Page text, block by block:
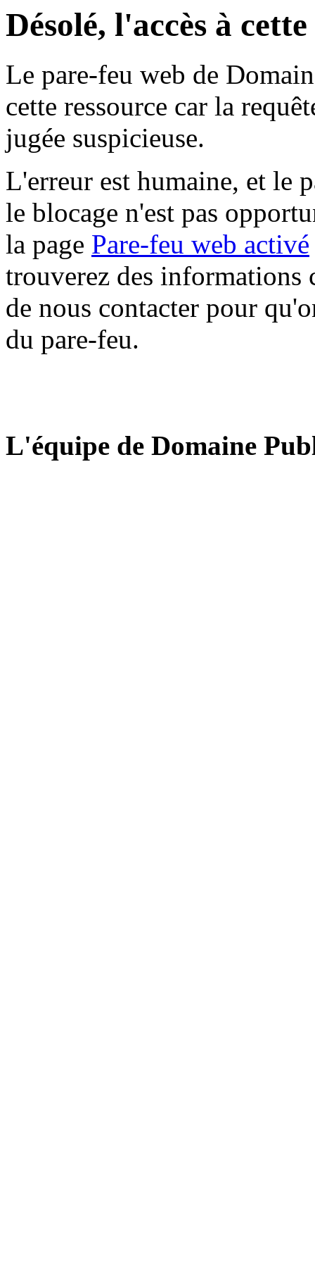
Désolé, l'accès à
Le pare-feu web de
cette ressource car la
jugée suspicieuse.
L'erreur est humaine, et le
le blocage n'est pas
la page Pare-feu web activé
trouverez des informations
de nous contacter pour
du pare-feu.
L'équipe de Domaine